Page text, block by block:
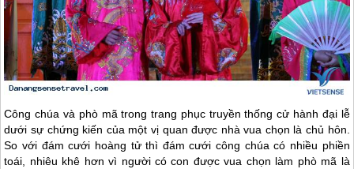
Công chúa và phò mã trong trang phục truyền thống cử hành đại lễ
dưới sự chứng kiến của một vị quan được nhà vua chọn là chủ hôn.
So với đám cưới hoàng tử thì đám cưới công chúa có nhiều phiền
toái, nhiêu khê hơn vì người có con được vua chọn làm phò mã là